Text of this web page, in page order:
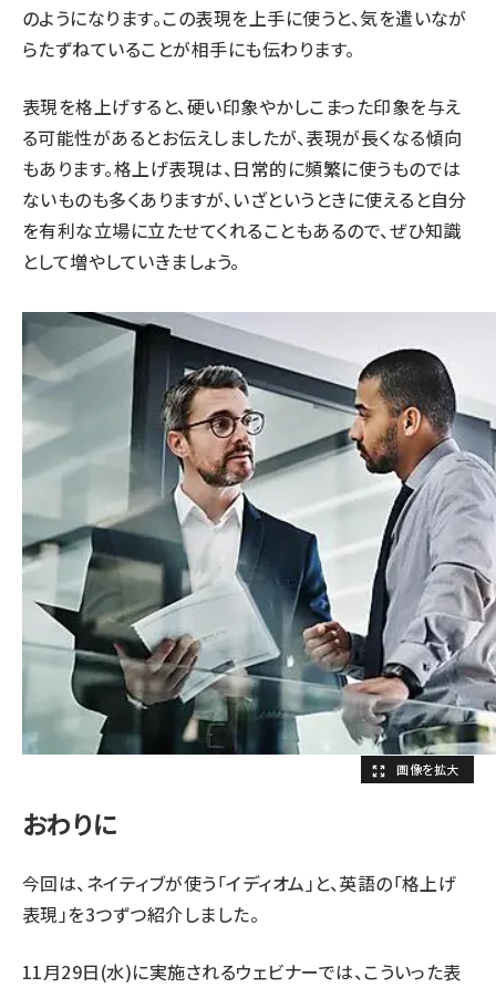
のようになります。この表現を上手に使うと、気を遣いなが
らたずねていることが相手にも伝わります。
表現を格上げすると、硬い印象やかしこまった印象を与え
る可能性があるとお伝えしましたが、表現が長くなる傾向
もあります。格上げ表現は、日常的に頻繁に使うものでは
ないものも多くありますが、いざというときに使えると自分
を有利な立場に立たせてくれることもあるので、ぜひ知識
として増やしていきましょう。
おわりに
今回は、ネイティブが使う「イディオム」と、英語の「格上げ
表現」を3つずつ紹介しました。
11月29日(水)に実施されるウェビナーでは、こういった表